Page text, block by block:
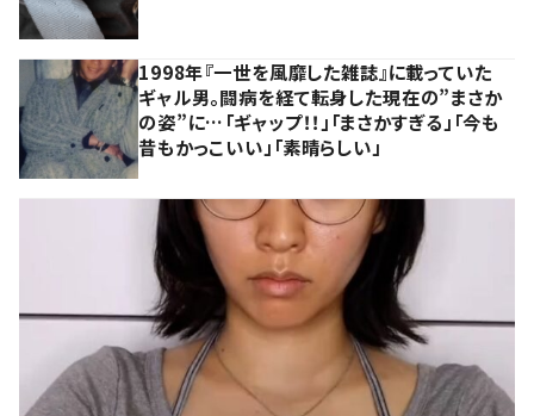
1998年『一世を風靡した雑誌』に載っていた
ギャル男。闘病を経て転身した現在の”まさか
の姿”に…「ギャップ！！」「まさかすぎる」「今も
昔もかっこいい」「素晴らしい」